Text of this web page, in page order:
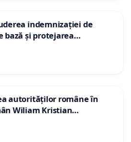
indemnizației de
bază și protejarea
pentru asistenții
autorităților române în
Wiliam Kristian
în Danemarca de